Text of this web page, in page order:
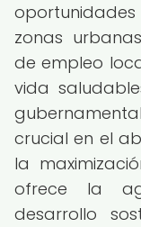
zonas
de empleo
vida
crucial en el
la
ofrece la
desarrollo